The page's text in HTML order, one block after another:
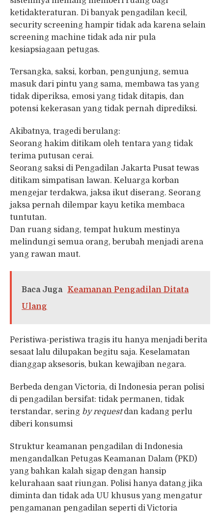
ketidakteraturan. Di banyak pengadilan kecil,
security screening hampir tidak ada karena selain
screening machine tidak ada nir pula
kesiapsiagaan petugas.
Tersangka, saksi, korban, pengunjung, semua
masuk dari pintu yang sama, membawa tas yang
tidak diperiksa, emosi yang tidak ditapis, dan
potensi kekerasan yang tidak pernah diprediksi.
Akibatnya, tragedi berulang:
Seorang hakim ditikam oleh tentara yang tidak
terima putusan cerai.
Seorang saksi di Pengadilan Jakarta Pusat tewas
ditikam simpatisan lawan. Keluarga korban
mengejar terdakwa, jaksa ikut diserang. Seorang
jaksa pernah dilempar kayu ketika membaca
tuntutan.
Dan ruang sidang, tempat hukum mestinya
melindungi semua orang, berubah menjadi arena
yang rawan maut.
Baca Juga
Keamanan Pengadilan Ditata
Ulang
Peristiwa-peristiwa tragis itu hanya menjadi berita
sesaat lalu dilupakan begitu saja. Keselamatan
dianggap aksesoris, bukan kewajiban negara.
Berbeda dengan Victoria, di Indonesia peran polisi
di pengadilan bersifat: tidak permanen, tidak
terstandar, sering by requestdan kadang perlu
diberi konsumsi
Struktur keamanan pengadilan di Indonesia
mengandalkan Petugas Keamanan Dalam (PKD)
yang bahkan kalah sigap dengan hansip
kelurahaan saat riungan. Polisi hanya datang jika
diminta dan tidak ada UU khusus yang mengatur
pengamanan pengadilan seperti di Victoria